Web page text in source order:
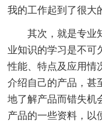
我的工作起到了很大
其次，就是专业
业知识的学习是不可
性能、特点及应用情
介绍自己的产品，甚
地了解产品而错失机
产品的一些资料，以